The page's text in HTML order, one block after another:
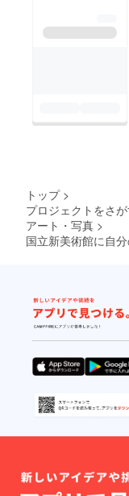
トップ >
プロジェクトをさ
アート・写真 >
国立新美術館に自